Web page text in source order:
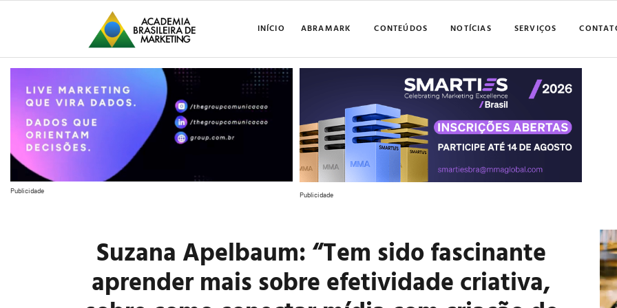
INÍCIO ABRAMARK CONTEÚDOS NOTÍCIAS SERVIÇOS
Publicidade Publicidade
Suzana Apelbaum: “Tem sido fascinante
aprender mais sobre efetividade criativa,